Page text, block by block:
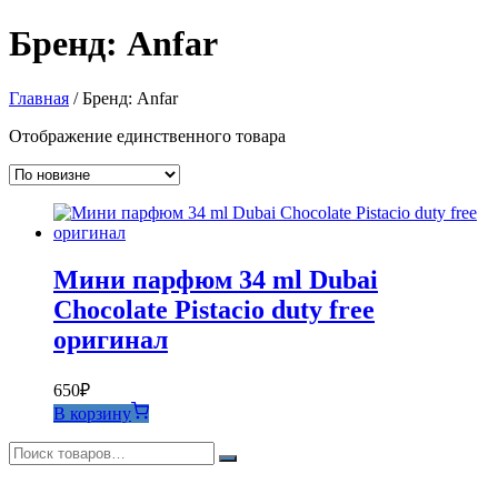
Бренд: Anfar
Главная / Бренд: Anfar
Отображение единственного товара
Мини парфюм 34 ml Dubai
Chocolate Pistacio duty free
оригинал
650₽
В корзину